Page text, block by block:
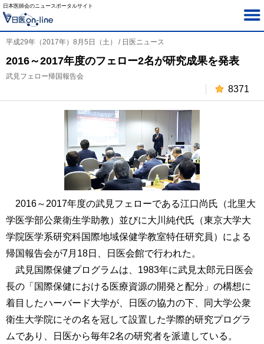
日本医師会のニュースポータルサイト
平成29年（2017年）8月5日（土） / 日医ニュース
2016～2017年度のフェロー2名が研究成果を発表
武見フェロー帰国報告会
8371
2016～2017年度の武見フェローである江口尚氏（北里大
学医学部公衆衛生学助教）並びに大川純代氏（東京大学大
学院医学系研究科国際地域保健学教室特任研究員）による
帰国報告会が7月18日、日医会館で行われた。
武見国際保健プログラムは、1983年に武見太郎元日医会
長の「国際保健における医療資源の開発と配分」の構想に
着目したハーバード大学が、日医の協力の下、同大学公衆
衛生大学院にその名を冠して設置した学際的研究プログラ
ムであり、日医から毎年2名の研究者を派遣している。